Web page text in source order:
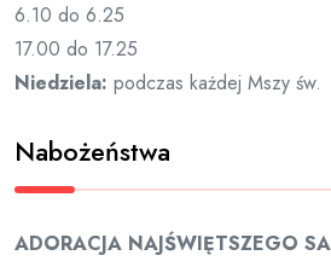
6.10 do 6.25
17.00 do 17.25
Niedziela: podczas każdej Mszy św.
Nabożeństwa
ADORACJA NAJŚWIĘTSZEGO